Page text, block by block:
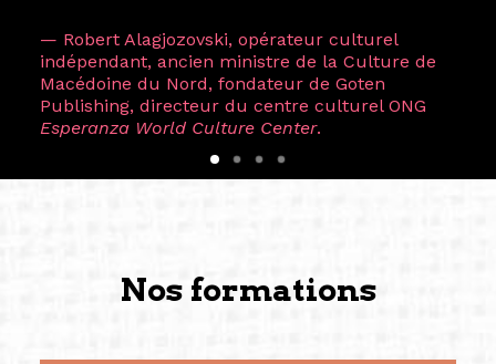
— Robert Alagjozovski, opérateur culturel
indépendant, ancien ministre de la Culture de
Macédoine du Nord, fondateur de Goten
Publishing, directeur du centre culturel ONG
Esperanza World Culture Center.
Nos formations